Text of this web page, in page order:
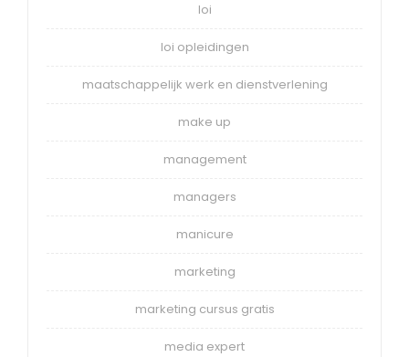
loi
loi opleidingen
maatschappelijk werk en dienstverlening
make up
management
managers
manicure
marketing
marketing cursus gratis
media expert